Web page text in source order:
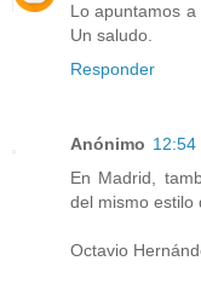
Lo apuntamos
Un saludo.
Responder
Anónimo 12:54
En Madrid,
del mismo estilo
Octavio